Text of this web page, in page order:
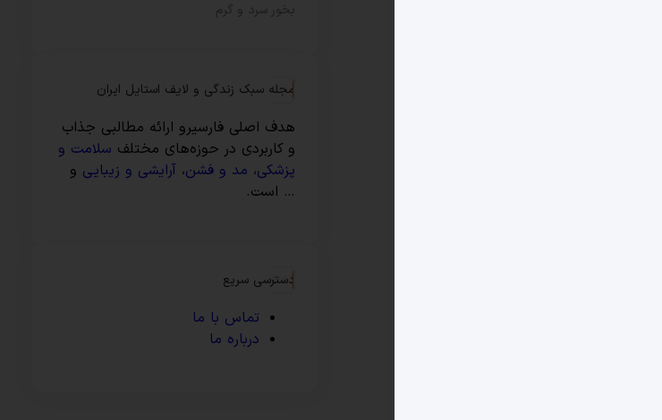
بخور سرد و گرم
مجله سبک زندگی و لایف استایل ایران
هدف اصلی فارسیرو ارائه مطالبی جذاب
و کاربردی در حوزه‌های مختلف سلامت و
پزشکی، مد و فشن، آرایشی و زیبایی و
… است.
دسترسی سریع
تماس با ما
درباره ما